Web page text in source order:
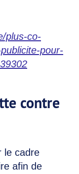
plus-co-
pour-
contre
le cadre
afin de